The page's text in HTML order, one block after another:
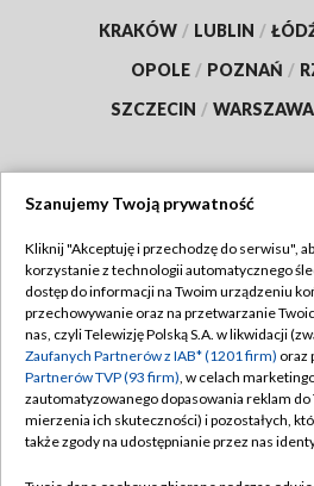
KRAKÓW / LUBLIN /
OPOLE / POZNAŃ /
SZCZECIN / WARSZAWA
TVP
Abonament TVP
Emisja w TVP
Centrum informacji TVP
Naziemna Telewizja Cyfrowa
Regulamin
Polityka
Moje
Pomoc
Szanujemy Twoją prywatność
Kliknij "Akceptuję i przechodzę do serwisu",
korzystanie z technologii automatycznego
dostęp do informacji na Twoim urządzeniu
przechowywanie oraz na przetwarzanie
nas, czyli Telewizję Polską S.A. w likwidacji
Zaufanych Partnerów z IAB* (1201 firm) oraz
Partnerów TVP (93 firm), w celach
zautomatyzowanego dopasowania reklam
mierzenia ich skuteczności) i pozostałych,
także zgody na udostępnianie przez nas